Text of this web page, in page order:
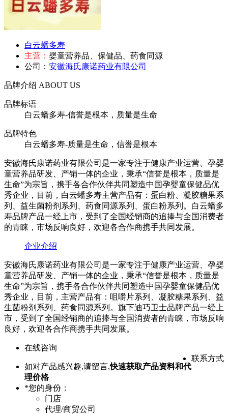
白云蟠多寿
主营： 婴童营养品、保健品、药食同源
公司： 安徽海氏康诺药业有限公司
品牌介绍 ABOUT US
品牌标语
白云蟠多寿-信誉是根本，质量是生命
品牌特色
白云蟠多寿-质量是生命，信誉是根本
安徽海氏康诺药业有限公司是一家专注于健康产业运营、孕婴
童营养品研发、产销一体的企业，秉承“信誉是根本，质量是
生命”为宗旨，携手各合作伙伴共同塑造中国孕婴童保健品优
秀企业，目前，白云蟠多寿主营产品有：蛋白粉、凝胶糖果系
列、益生菌粉剂系列、药食同源系列、蛋白粉系列。白云蟠多
寿品牌产品一经上市，受到了全国经销商的追捧与全国消费者
的青睐，市场反响良好，欢迎各合作商携手共同发展。
企业介绍
安徽海氏康诺药业有限公司是一家专注于健康产业运营、孕婴
童营养品研发、产销一体的企业，秉承“信誉是根本，质量是
生命”为宗旨，携手各合作伙伴共同塑造中国孕婴童保健品优
秀企业，目前，主营产品有：咀嚼片系列、凝胶糖果系列、益
生菌粉剂系列、药食同源系列。旗下迪巧卫士品牌产品一经上
市，受到了全国经销商的追捧与全国消费者的青睐，市场反响
良好，欢迎各合作商携手共同发展。
在线咨询
联系方式
如对产品感兴趣,请留言,快速获取产品资料和代
理价格
*您的身份：
门店
代理/商贸公司